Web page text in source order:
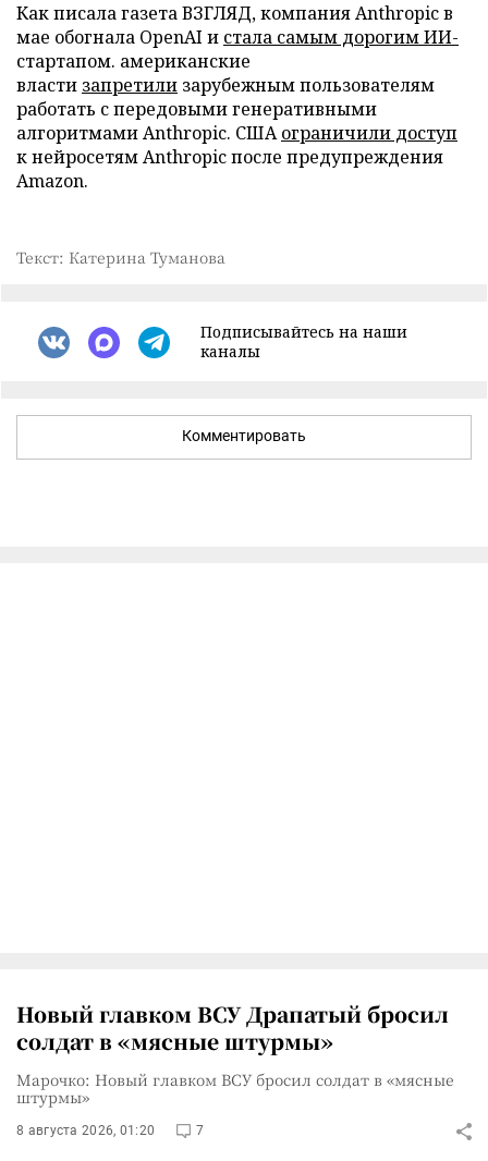
Как писала газета ВЗГЛЯД, компания Anthropic в
мае обогнала OpenAI и стала самым дорогим ИИ-
стартапом. американские
власти запретили зарубежным пользователям
работать с передовыми генеративными
алгоритмами Anthropic. СШАограничили доступ
к нейросетям Anthropic после предупреждения
Amazon.
Текст: Катерина Туманова
Подписывайтесь на наши
каналы
Комментировать
Новый главком ВСУ Драпатый бросил
солдат в «мясные штурмы»
Марочко: Новый главком ВСУ бросил солдат в «мясные
штурмы»
8 августа 2026, 01:20 7